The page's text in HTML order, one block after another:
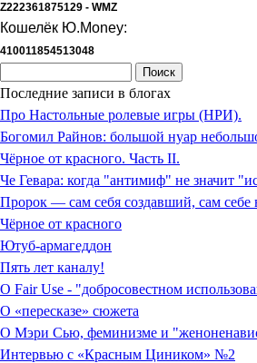
Z222361875129 - WMZ
Кошелёк Ю.Money:
410011854513048
Последние записи в блогах
Про Настольные ролевые игры (НРИ).
Богомил Райнов: большой нуар
Чёрное от красного. Часть II.
Че Гевара: когда "антимиф" не значит
Пророк — сам себя создавший, сам
Чёрное от красного
Ютуб-армагеддон
Пять лет каналу!
О Fair Use - "добросовестном
О «пересказе» сюжета
О Мэри Сью, феминизме и
Интервью с «Красным Циником» №2